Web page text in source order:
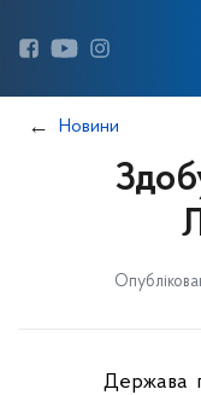
Новини
Держава